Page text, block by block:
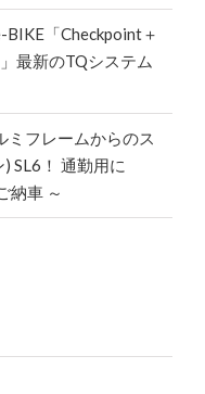
「Checkpoint＋
最新のTQシステム
フレームからのス
SL6！ 通勤用に
納車 ～